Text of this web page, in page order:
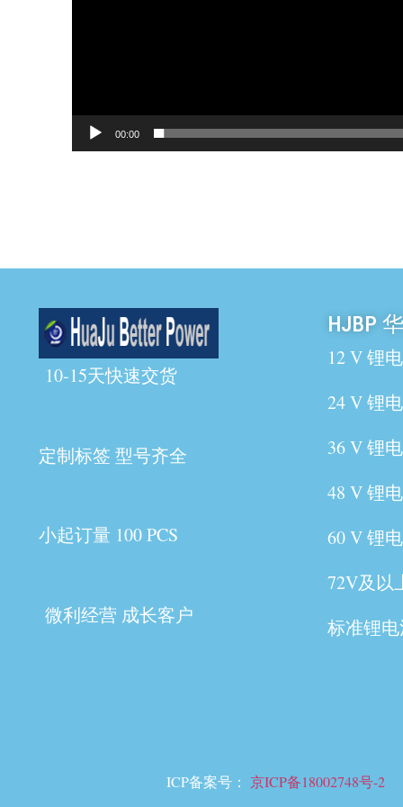
00:00
10-15天快速交货
定制标签 型号齐全
小起订量 100 PCS
微利经营 成长客户
HJBP
12 V 锂
24 V 锂
36 V 锂
48 V 锂
60 V 锂
72V及以
标准锂
ICP备案号： 京ICP备18002748号-2